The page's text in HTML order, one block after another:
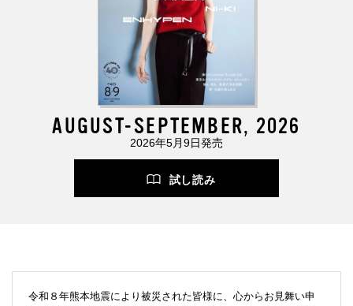
AUGUST-SEPTEMBER, 2026
2026年5月9日発売
試し読み
令和８年熊本地震により被災された皆様に、心からお見舞い申